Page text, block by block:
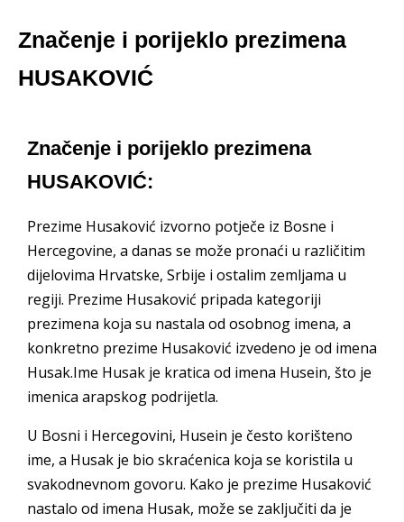
Značenje i porijeklo prezimena
HUSAKOVIĆ
Značenje i porijeklo prezimena
HUSAKOVIĆ:
Prezime Husaković izvorno potječe iz Bosne i
Hercegovine, a danas se može pronaći u različitim
dijelovima Hrvatske, Srbije i ostalim zemljama u
regiji. Prezime Husaković pripada kategoriji
prezimena koja su nastala od osobnog imena, a
konkretno prezime Husaković izvedeno je od imena
Husak.Ime Husak je kratica od imena Husein, što je
imenica arapskog podrijetla.
U Bosni i Hercegovini, Husein je često korišteno
ime, a Husak je bio skraćenica koja se koristila u
svakodnevnom govoru. Kako je prezime Husaković
nastalo od imena Husak, može se zaključiti da je